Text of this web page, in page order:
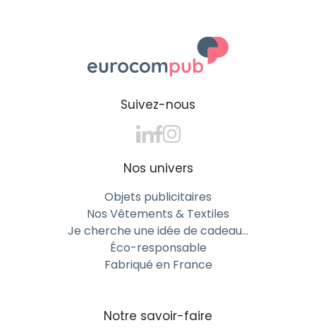
Suivez-nous
Nos univers
Objets publicitaires
Nos Vêtements & Textiles
Je cherche une idée de cadeau…
Éco-responsable
Fabriqué en France
Notre savoir-faire